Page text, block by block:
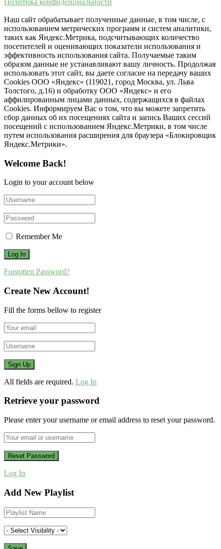
Наш сайт обрабатывает полученные данные, в том числе, с
использованием метрических программ и систем аналитики,
таких как Яндекс.Метрика, подсчитывающих количество
посетителей и оценивающих показатели использования и
эффективность использования сайта. Получаемые таким
образом данные не устанавливают вашу личность. Продолжая
использовать этот сайт, вы даете согласие на передачу ваших
Cookies ООО «Яндекс» (119021, город Москва, ул. Льва
Толстого, д.16) и обработку ООО «Яндекс» и его
аффилированным лицами данных, содержащихся в файлах
Cookies. Информируем Вас о том, что вы можете запретить
сбор данных об их посещениях сайта и запись Ваших сессий
посещений с использованием Яндекс.Метрики, в том числе
путем использования расширения для браузера «Блокировщик
Яндекс.Метрики».
Welcome Back!
Login to your account below
Remember Me
Forgotten Password?
Create New Account!
Fill the forms bellow to register
All fields are required. Log In
Retrieve your password
Please enter your username or email address to reset your password.
Log In
Add New Playlist